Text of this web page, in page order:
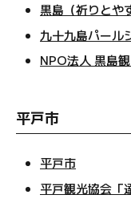
黒島（祈りとや
九十九島パール
NPO法人 黒島
平戸市
平戸市
平戸観光協会「